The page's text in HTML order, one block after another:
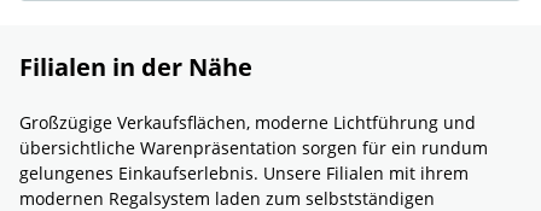
Filialen in der Nähe
Großzügige Verkaufsflächen, moderne Lichtführung und
übersichtliche Warenpräsentation sorgen für ein rundum
gelungenes Einkaufserlebnis. Unsere Filialen mit ihrem
modernen Regalsystem laden zum selbstständigen